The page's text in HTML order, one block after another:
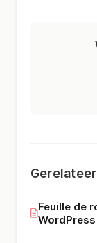
Feuille de
WordPress